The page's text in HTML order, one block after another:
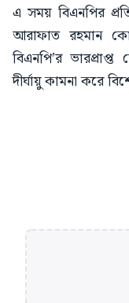
এ সময় বিএনপির
আরাফাত রহমান
বিএনপি’র
দীর্ঘায়ু কামনা করে